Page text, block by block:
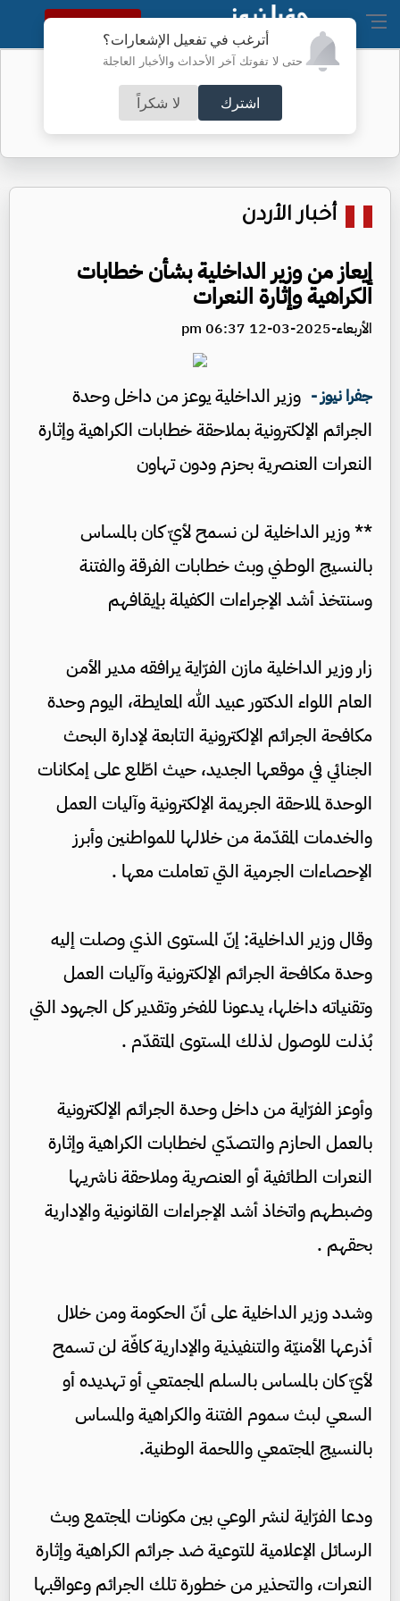
أترغب في تفعيل الإشعارات؟
حتى لا تفوتك آخر الأحداث والأخبار العاجلة
اشترك لا شكراً
النسخة الكاملة
أخبار الأردن
إيعاز من وزير الداخلية بشأن خطابات
الكراهية وإثارة النعرات
الأربعاء-2025-03-12 06:37 pm
جفرا نيوز - وزير الداخلية يوعز من داخل وحدة
الجرائم الإلكترونية بملاحقة خطابات الكراهية وإثارة
النعرات العنصرية بحزم ودون تهاون
** وزير الداخلية لن نسمح لأيّ كان بالمساس
بالنسيج الوطني وبث خطابات الفرقة والفتنة
وسنتخذ أشد الإجراءات الكفيلة بإيقافهم
زار وزير الداخلية مازن الفرّاية يرافقه مدير الأمن
العام اللواء الدكتور عبيد الله المعايطة، اليوم وحدة
مكافحة الجرائم الإلكترونية التابعة لإدارة البحث
الجنائي في موقعها الجديد، حيث اطّلع على إمكانات
الوحدة لملاحقة الجريمة الإلكترونية وآليات العمل
والخدمات المقدّمة من خلالها للمواطنين وأبرز
الإحصاءات الجرمية التي تعاملت معها .
وقال وزير الداخلية: إنّ المستوى الذي وصلت إليه
وحدة مكافحة الجرائم الإلكترونية وآليات العمل
وتقنياته داخلها، يدعونا للفخر وتقدير كل الجهود التي
بُذلت للوصول لذلك المستوى المتقدّم .
وأوعز الفرّاية من داخل وحدة الجرائم الإلكترونية
بالعمل الحازم والتصدّي لخطابات الكراهية وإثارة
النعرات الطائفية أو العنصرية وملاحقة ناشريها
وضبطهم واتخاذ أشد الإجراءات القانونية والإدارية
بحقهم .
وشدد وزير الداخلية على أنّ الحكومة ومن خلال
أذرعها الأمنيّة والتنفيذية والإدارية كافّة لن تسمح
لأيّ كان بالمساس بالسلم المجمتعي أو تهديده أو
السعي لبث سموم الفتنة والكراهية والمساس
بالنسيج المجتمعي واللحمة الوطنية.
ودعا الفرّاية لنشر الوعي بين مكونات المجتمع وبث
الرسائل الإعلامية للتوعية ضد جرائم الكراهية وإثارة
النعرات، والتحذير من خطورة تلك الجرائم وعواقبها